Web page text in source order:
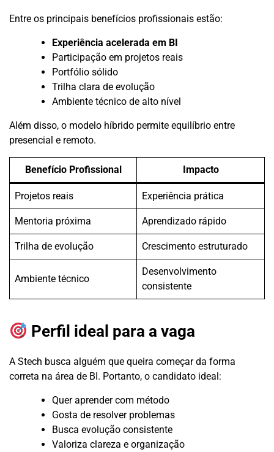
Entre os principais benefícios profissionais estão:
Experiência acelerada em BI
Participação em projetos reais
Portfólio sólido
Trilha clara de evolução
Ambiente técnico de alto nível
Além disso, o modelo híbrido permite equilíbrio entre
presencial e remoto.
Benefício Profissional Impacto
Projetos reais Experiência prática
Mentoria próxima Aprendizado rápido
Trilha de evolução Crescimento estruturado
Ambiente técnico
Desenvolvimento
consistente
Perfil ideal para a vaga
A Stech busca alguém que queira começar da forma
correta na área de BI. Portanto, o candidato ideal:
Quer aprender com método
Gosta de resolver problemas
Busca evolução consistente
Valoriza clareza e organização